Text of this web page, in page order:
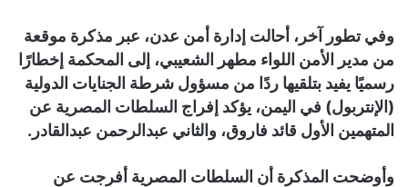
وفي تطور آخر، أحالت إدارة أمن عدن، عبر مذكرة موقعة
من مدير الأمن اللواء مطهر الشعيبي، إلى المحكمة إخطارًا
رسميًا يفيد بتلقيها ردًا من مسؤول شرطة الجنايات الدولية
(الإنتربول) في اليمن، يؤكد إفراج السلطات المصرية عن
المتهمين الأول قائد فاروق، والثاني عبدالرحمن عبدالقادر.
وأوضحت المذكرة أن السلطات المصرية أفرجت عن